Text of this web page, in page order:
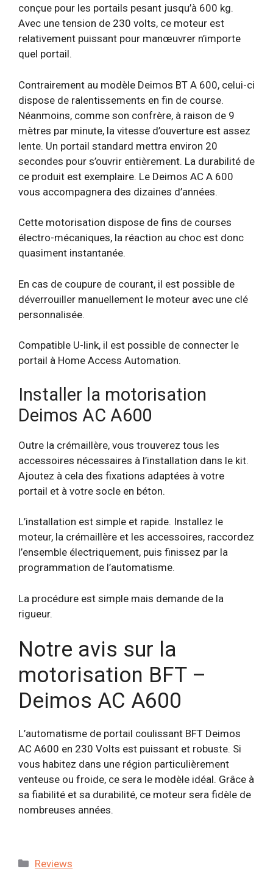
conçue pour les portails pesant jusqu’à 600 kg.
Avec une tension de 230 volts, ce moteur est
relativement puissant pour manœuvrer n’importe
quel portail.
Contrairement au modèle Deimos BT A 600, celui-ci
dispose de ralentissements en fin de course.
Néanmoins, comme son confrère, à raison de 9
mètres par minute, la vitesse d’ouverture est assez
lente. Un portail standard mettra environ 20
secondes pour s’ouvrir entièrement. La durabilité de
ce produit est exemplaire. Le Deimos AC A 600
vous accompagnera des dizaines d’années.
Cette motorisation dispose de fins de courses
électro-mécaniques, la réaction au choc est donc
quasiment instantanée.
En cas de coupure de courant, il est possible de
déverrouiller manuellement le moteur avec une clé
personnalisée.
Compatible U-link, il est possible de connecter le
portail à Home Access Automation.
Installer la motorisation
Deimos AC A600
Outre la crémaillère, vous trouverez tous les
accessoires nécessaires à l’installation dans le kit.
Ajoutez à cela des fixations adaptées à votre
portail et à votre socle en béton.
L’installation est simple et rapide. Installez le
moteur, la crémaillère et les accessoires, raccordez
l’ensemble électriquement, puis finissez par la
programmation de l’automatisme.
La procédure est simple mais demande de la
rigueur.
Notre avis sur la
motorisation BFT –
Deimos AC A600
L’automatisme de portail coulissant BFT Deimos
AC A600 en 230 Volts est puissant et robuste. Si
vous habitez dans une région particulièrement
venteuse ou froide, ce sera le modèle idéal. Grâce à
sa fiabilité et sa durabilité, ce moteur sera fidèle de
nombreuses années.
Catégories
Reviews